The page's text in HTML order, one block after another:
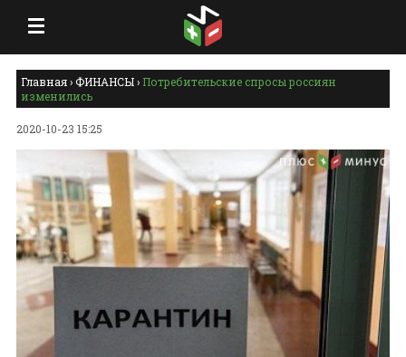
Главная›ФИНАНСЫ› Потребительские спросы россиян
изменились
2020-10-23 15:25